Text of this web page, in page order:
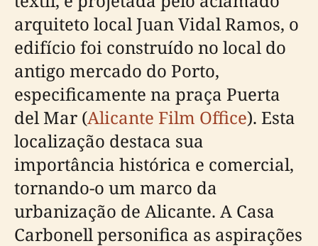
arquiteto local Juan Vidal Ramos, o
edifício foi construído no local do
antigo mercado do Porto,
especificamente na praça Puerta
del Mar (Alicante Film Office). Esta
localização destaca sua
importância histórica e comercial,
tornando-o um marco da
urbanização de Alicante. A Casa
Carbonell personifica as aspirações